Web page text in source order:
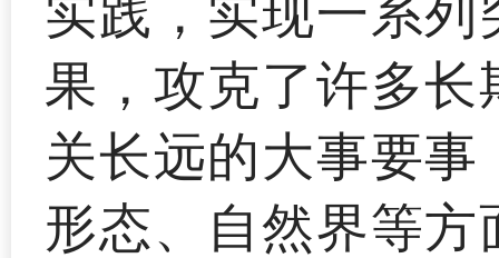
实践，实现一系
果，攻克了许多
关长远的大事要
形态、自然界等